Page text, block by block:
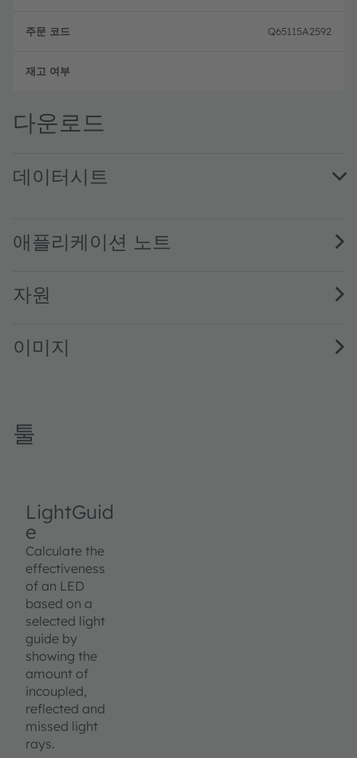
Q65115A2592
다운로드
데이터시트
애플리케이션 노트
자원
이미지
툴
LightGuid
e
Calculate the
effectiveness
of an LED
based on a
selected light
guide by
showing the
amount of
incoupled,
reflected and
missed light
rays.